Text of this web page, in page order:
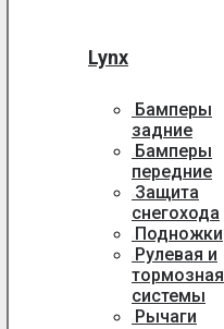
Lynx
Бамперы
задние
Бамперы
передние
Защита
снегохода
Подножки
Рулевая и
тормозная
системы
Рычаги